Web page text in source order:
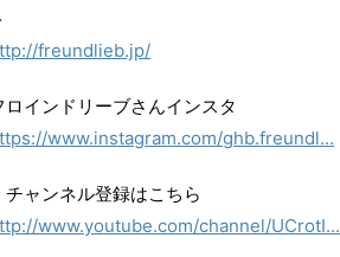
freundlieb.jp/
ロインドリーブさんインスタ
www.instagram.com/ghb.freundl...
チャンネル登録はこちら
www.youtube.com/channel/UCrotI...